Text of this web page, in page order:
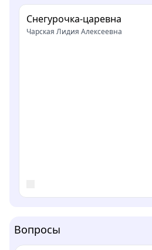
Снегурочка-царевна
Чарская Лидия Алексеевна
Вопросы